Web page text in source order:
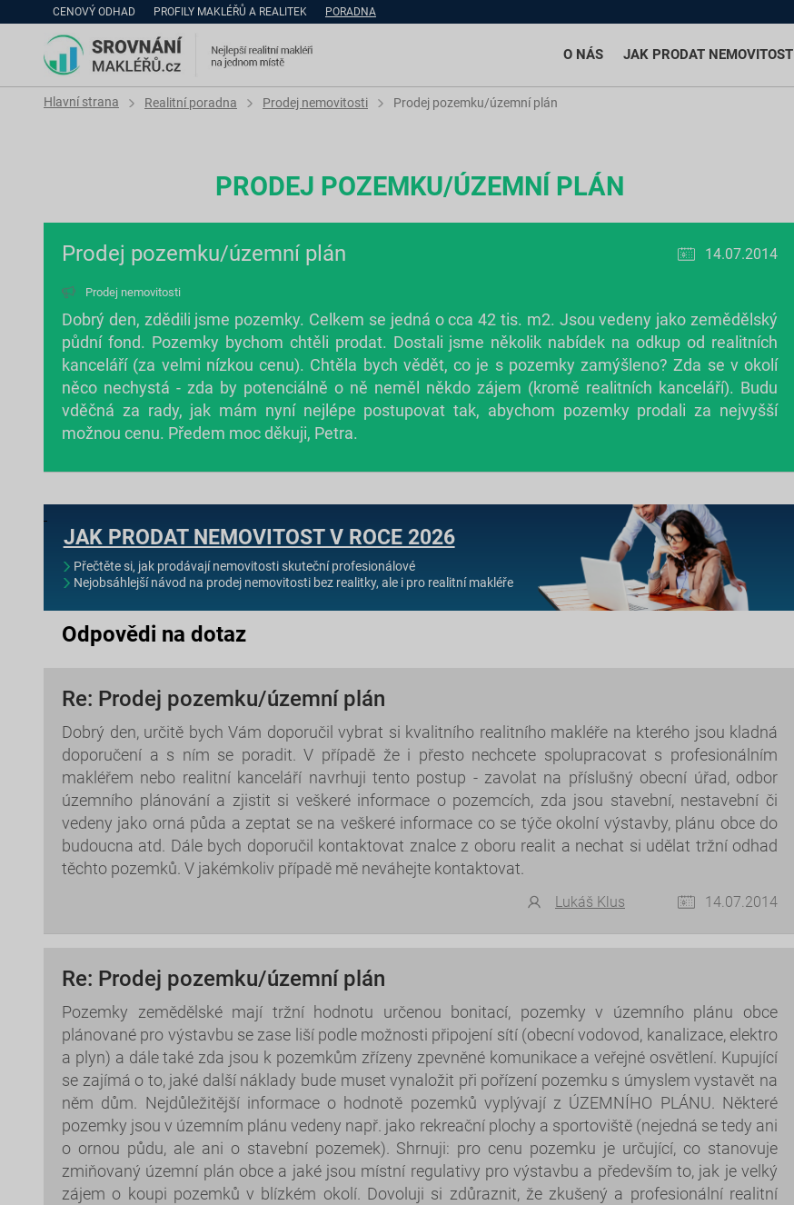
CENOVÝ ODHAD PROFILY MAKLÉŘŮ A REALITEK PORADNA
O NÁS JAK PRODAT NEMOVITOST
Hlavní strana Realitní poradna Prodej nemovitosti Prodej pozemku/územní plán
PRODEJ POZEMKU/ÚZEMNÍ PLÁN
Prodej pozemku/územní plán 14.07.2014
Prodej nemovitosti
Dobrý den, zdědili jsme pozemky. Celkem se jedná o cca 42 tis. m2. Jsou vedeny jako zemědělský
půdní fond. Pozemky bychom chtěli prodat. Dostali jsme několik nabídek na odkup od realitních
kanceláří (za velmi nízkou cenu). Chtěla bych vědět, co je s pozemky zamýšleno? Zda se v okolí
něco nechystá - zda by potenciálně o ně neměl někdo zájem (kromě realitních kanceláří). Budu
vděčná za rady, jak mám nyní nejlépe postupovat tak, abychom pozemky prodali za nejvyšší
možnou cenu. Předem moc děkuji, Petra.
JAK PRODAT NEMOVITOST V ROCE 2026
Přečtěte si, jak prodávají nemovitosti skuteční profesionálové
Nejobsáhlejší návod na prodej nemovitosti bez realitky, ale i pro realitní makléře
Odpovědi na dotaz
Re: Prodej pozemku/územní plán
Dobrý den, určitě bych Vám doporučil vybrat si kvalitního realitního makléře na kterého jsou kladná
doporučení a s ním se poradit. V případě že i přesto nechcete spolupracovat s profesionálním
makléřem nebo realitní kanceláří navrhuji tento postup - zavolat na příslušný obecní úřad, odbor
územního plánování a zjistit si veškeré informace o pozemcích, zda jsou stavební, nestavební či
vedeny jako orná půda a zeptat se na veškeré informace co se týče okolní výstavby, plánu obce do
budoucna atd. Dále bych doporučil kontaktovat znalce z oboru realit a nechat si udělat tržní odhad
těchto pozemků. V jakémkoliv případě mě neváhejte kontaktovat.
Lukáš Klus 14.07.2014
Re: Prodej pozemku/územní plán
Pozemky zemědělské mají tržní hodnotu určenou bonitací, pozemky v územního plánu obce
plánované pro výstavbu se zase liší podle možnosti připojení sítí (obecní vodovod, kanalizace, elektro
a plyn) a dále také zda jsou k pozemkům zřízeny zpevněné komunikace a veřejné osvětlení. Kupující
se zajímá o to, jaké další náklady bude muset vynaložit při pořízení pozemku s úmyslem vystavět na
něm dům. Nejdůležitější informace o hodnotě pozemků vyplývají z ÚZEMNÍHO PLÁNU. Některé
pozemky jsou v územním plánu vedeny např. jako rekreační plochy a sportoviště (nejedná se tedy ani
o ornou půdu, ale ani o stavební pozemek). Shrnuji: pro cenu pozemku je určující, co stanovuje
zmiňovaný územní plán obce a jaké jsou místní regulativy pro výstavbu a především to, jak je velký
zájem o koupi pozemků v blízkém okolí. Dovoluji si zdůraznit, že zkušený a profesionální realitní